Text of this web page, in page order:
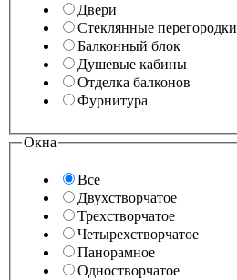
Двери
Стеклянные перегородки
Балконный блок
Душевые кабины
Отделка балконов
Фурнитура
Окна
Все
Двухстворчатое
Трехстворчатое
Четырехстворчатое
Панорамное
Одностворчатое